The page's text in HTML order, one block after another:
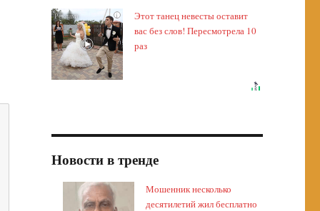
i
Этот танец невесты оставит
вас без слов! Пересмотрела 10
раз
Новости в тренде
Мошенник несколько
десятилетий жил бесплатно